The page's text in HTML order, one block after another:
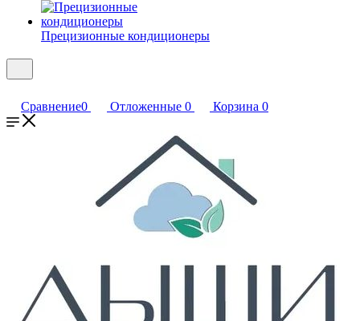
Прецизионные кондиционеры
Сравнение0 Отложенные 0 Корзина 0